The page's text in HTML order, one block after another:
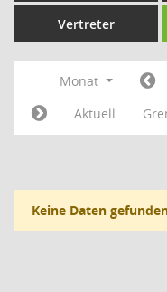
Vertreter
Monat
Aktuell
Keine Daten